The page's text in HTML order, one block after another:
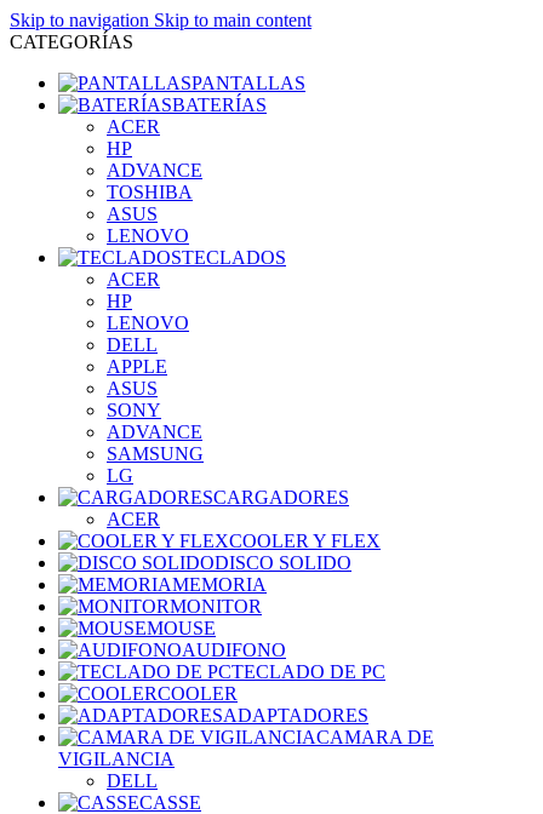
Skip to navigation Skip to main content
CATEGORÍAS
PANTALLAS
BATERÍAS
ACER
HP
ADVANCE
TOSHIBA
ASUS
LENOVO
TECLADOS
ACER
HP
LENOVO
DELL
APPLE
ASUS
SONY
ADVANCE
SAMSUNG
LG
CARGADORES
ACER
COOLER Y FLEX
DISCO SOLIDO
MEMORIA
MONITOR
MOUSE
AUDIFONO
TECLADO DE PC
COOLER
ADAPTADORES
CAMARA DE
VIGILANCIA
DELL
CASSE